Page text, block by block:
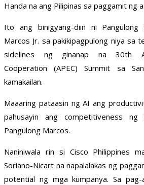
Handa na ang Pilipinas sa paggamit ng
Ito ang binigyang-diin ni Pangulong
Marcos Jr. sa pakikipagpulong niya sa
sidelines ng ginanap na 30th
Cooperation (APEC) Summit sa
kamakailan.
Maaaring pataasin ng AI ang
pahusayin ang competitiveness ng
Pangulong Marcos.
Naniniwala rin si Cisco Philippines
Soriano-Nicart na napalalakas ng
potential ng mga kumpanya. Sa